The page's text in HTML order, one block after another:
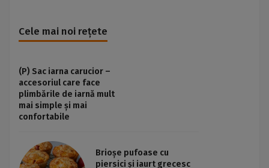
Cele mai noi rețete
(P) Sac iarna carucior –
accesoriul care face
plimbările de iarnă mult
mai simple și mai
confortabile
Brioșe pufoase cu
piersici și iaurt grecesc